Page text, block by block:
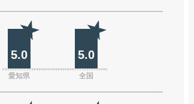
5.0 5.0
愛知県 全国